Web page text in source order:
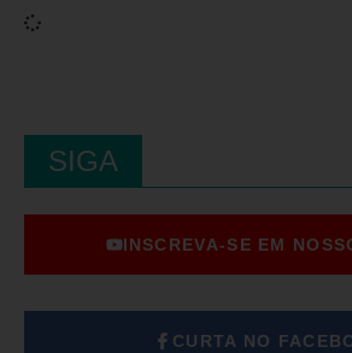
SIGA
INSCREVA-SE EM
CURTA NO